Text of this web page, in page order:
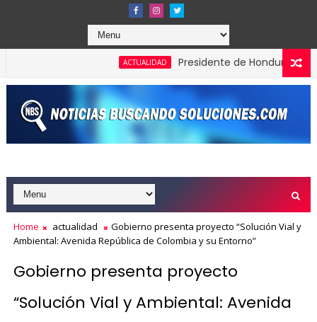
ACTUALIDAD
Presidente de Honduras reconoce
los Effie Awards República Dominicana 2026
Home actualidad
Gobierno presenta proyecto “Solución Vial y
Ambiental: Avenida República de Colombia y su Entorno”
Gobierno presenta proyecto
“Solución Vial y Ambiental: Avenida